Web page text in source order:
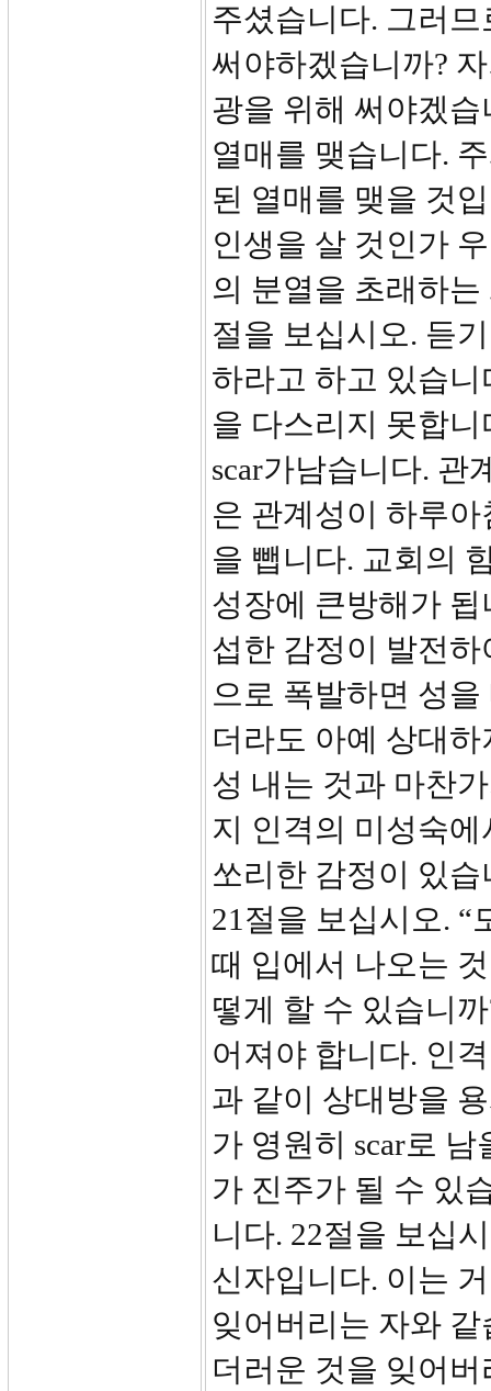
주셨습니다. 그러
써야하겠습니까?
광을 위해 써야겠
열매를 맺습니다.
된 열매를 맺을 것
인생을 살 것인가
의 분열을 초래하
절을 보십시오. 듣
하라고 하고 있습
을 다스리지 못합
scar가남습니다. 관
은 관계성이 하루
을 뺍니다. 교회의
성장에 큰방해가
섭한 감정이 발전
으로 폭발하면 성
더라도 아예 상대
성 내는 것과 마찬
지 인격의 미성숙
쏘리한 감정이 있
21절을 보십시오. “
때 입에서 나오는
떻게 할 수 있습니
어져야 합니다. 인
과 같이 상대방을
가 영원히 scar로
가 진주가 될 수 있
니다. 22절을 보십
신자입니다. 이는
잊어버리는 자와
더러운 것을 잊어